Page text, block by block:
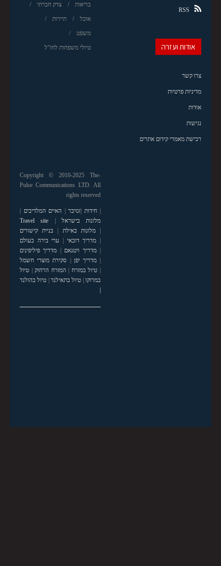
בריאות צדק חברתי
אוכל תיירות
משפט
טיולי משפחות לחו"ל
RSS
אודות ועזרה
צרו קשר
מדיניות פרטיות
אודות
נגישות
רכישת מאמרי קידום אתרים
Copyright © 2010-2025 The-
Pulse Communications LTD. All
rights reserved
|חידות |זנזיבר | האיים המלדיבים |
מלונות בישראל |
Travel site
|מלונות באילת | בניית קישורים
| מדריך דובאי | ערי בירה בעולם
|מדריך ויטנאם | מדריך פיליפינים
|מדריך יפן | סקירת מוצרי חשמל
| טיול במזרח | המזרח הרחוק| טיול
במרוקו| טיול בתאילנד| טיול בהולנד
|